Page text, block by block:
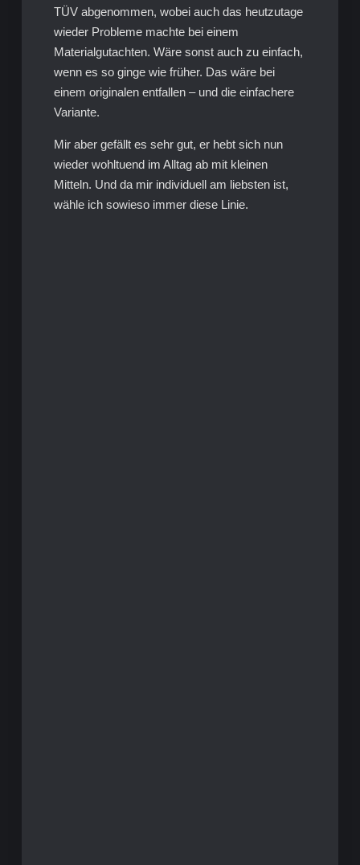
TÜV abgenommen, wobei auch das heutzutage
wieder Probleme machte bei einem
Materialgutachten. Wäre sonst auch zu einfach,
wenn es so ginge wie früher. Das wäre bei
einem originalen entfallen – und die einfachere
Variante.
Mir aber gefällt es sehr gut, er hebt sich nun
wieder wohltuend im Alltag ab mit kleinen
Mitteln. Und da mir individuell am liebsten ist,
wähle ich sowieso immer diese Linie.